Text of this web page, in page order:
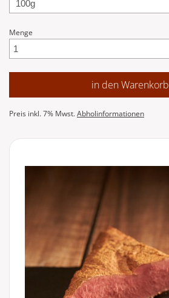
Menge
in den Warenkorb
Preis inkl. 7% Mwst. Abholinformationen